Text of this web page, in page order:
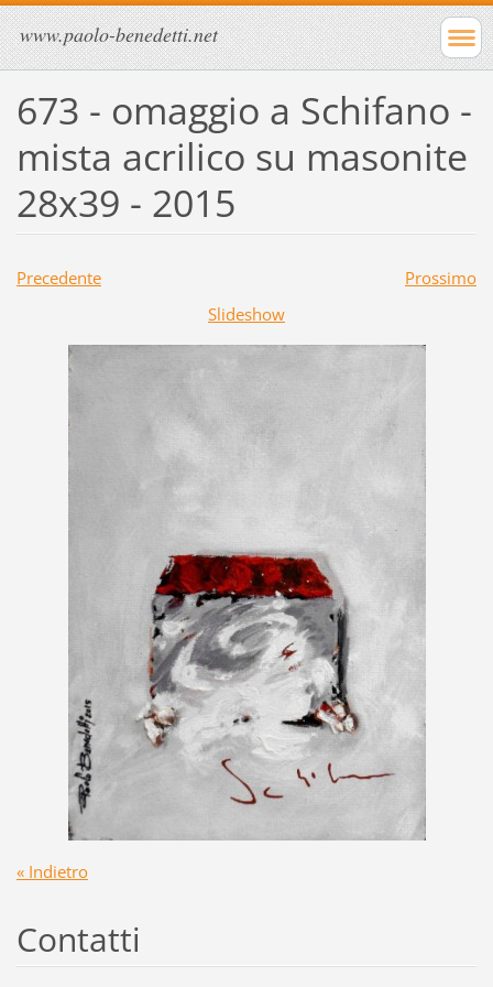
www.paolo-benedetti.net
673 - omaggio a Schifano -
mista acrilico su masonite
28x39 - 2015
Precedente
Prossimo
Slideshow
« Indietro
Contatti